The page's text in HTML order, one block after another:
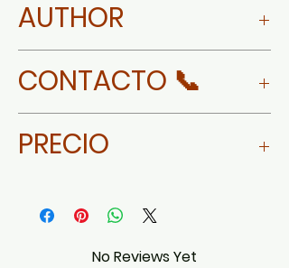
AUTHOR
VELASCO
CONTACTO 📞
PRECIO
Grande (165 x 80 x 63
No Reviews Yet